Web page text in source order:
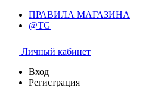
ПРАВИЛА МАГАЗИНА
@TG
Личный кабинет
Вход
Регистрация